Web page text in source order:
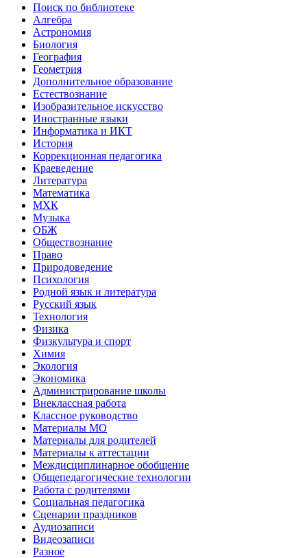
Поиск по библиотеке
Алгебра
Астрономия
Биология
География
Геометрия
Дополнительное образование
Естествознание
Изобразительное искусство
Иностранные языки
Информатика и ИКТ
История
Коррекционная педагогика
Краеведение
Литература
Математика
МХК
Музыка
ОБЖ
Обществознание
Право
Природоведение
Психология
Родной язык и литература
Русский язык
Технология
Физика
Физкультура и спорт
Химия
Экология
Экономика
Администрирование школы
Внеклассная работа
Классное руководство
Материалы МО
Материалы для родителей
Материалы к аттестации
Междисциплинарное обобщение
Общепедагогические технологии
Работа с родителями
Социальная педагогика
Сценарии праздников
Аудиозаписи
Видеозаписи
Разное